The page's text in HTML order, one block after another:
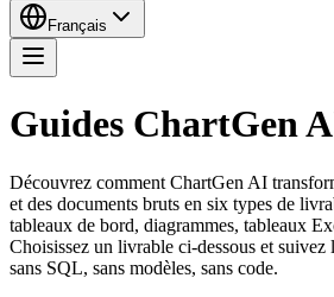
Français
Guides ChartGen
Découvrez comment ChartGen AI
et des documents bruts en six types de
tableaux de bord, diagrammes, tableaux
Choisissez un livrable ci-dessous et
sans SQL, sans modèles, sans code.